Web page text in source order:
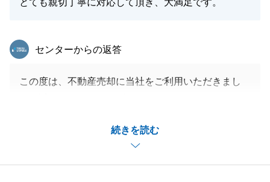
軽にご相談いただければ幸いです。
りお祈り申し上げます。
とても親切丁寧に対応して頂き、大満足です。
続きを読む
東急リバブル
センターからの返答
この度は、不動産売却に当社をご利用いただきまし
望でしたので、スピード感をもってご紹介をさせてい
無事N様のご満足のいく売買となり、大変嬉しく存じ